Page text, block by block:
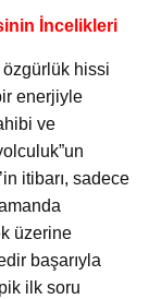
İncelikleri
özgürlük hissi
enerjiyle
ve
itibarı, sadece
üzerine
başarıyla
ilk soru